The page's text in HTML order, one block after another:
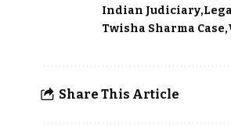
Indian Judiciary
Twisha Sharma Case
Share This Article